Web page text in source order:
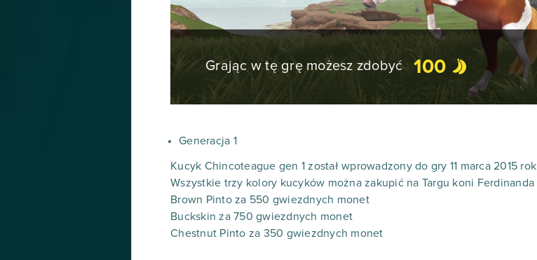
Grając w tę grę możesz zdobyć 100
Generacja 1
Kucyk Chincoteague gen 1 został wprowadzony do gry 11 marca 2015
Wszystkie trzy kolory kucyków można zakupić na Targu koni
Brown Pinto za 550 gwiezdnych monet
Buckskin za 750 gwiezdnych monet
Chestnut Pinto za 350 gwiezdnych monet